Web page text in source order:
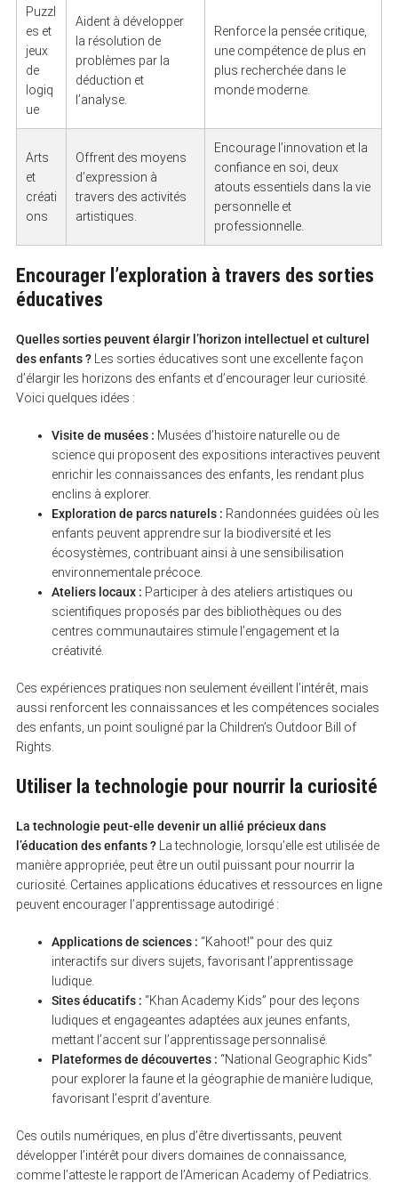
Puzzl
es et
jeux
de
logiq
ue
Aident à développer
la résolution de
problèmes par la
déduction et
l’analyse.
Renforce la pensée critique,
une compétence de plus en
plus recherchée dans le
monde moderne.
Arts
et
créati
ons
Offrent des moyens
d’expression à
travers des activités
artistiques.
Encourage l’innovation et la
confiance en soi, deux
atouts essentiels dans la vie
personnelle et
professionnelle.
Encourager l’exploration à travers des sorties
éducatives
Quelles sorties peuvent élargir l’horizon intellectuel et culturel
des enfants ?Les sorties éducatives sont une excellente façon
d’élargir les horizons des enfants et d’encourager leur curiosité.
Voici quelques idées :
Visite de musées : Musées d’histoire naturelle ou de
science qui proposent des expositions interactives peuvent
enrichir les connaissances des enfants, les rendant plus
enclins à explorer.
Exploration de parcs naturels : Randonnées guidées où les
enfants peuvent apprendre sur la biodiversité et les
écosystèmes, contribuant ainsi à une sensibilisation
environnementale précoce.
Ateliers locaux : Participer à des ateliers artistiques ou
scientifiques proposés par des bibliothèques ou des
centres communautaires stimule l’engagement et la
créativité.
Ces expériences pratiques non seulement éveillent l’intérêt, mais
aussi renforcent les connaissances et les compétences sociales
des enfants, un point souligné par la Children’s Outdoor Bill of
Rights.
Utiliser la technologie pour nourrir la curiosité
La technologie peut-elle devenir un allié précieux dans
l’éducation des enfants ?La technologie, lorsqu’elle est utilisée de
manière appropriée, peut être un outil puissant pour nourrir la
curiosité. Certaines applications éducatives et ressources en ligne
peuvent encourager l’apprentissage autodirigé :
Applications de sciences : “Kahoot!” pour des quiz
interactifs sur divers sujets, favorisant l’apprentissage
ludique.
Sites éducatifs : “Khan Academy Kids” pour des leçons
ludiques et engageantes adaptées aux jeunes enfants,
mettant l’accent sur l’apprentissage personnalisé.
Plateformes de découvertes : “National Geographic Kids”
pour explorer la faune et la géographie de manière ludique,
favorisant l’esprit d’aventure.
Ces outils numériques, en plus d’être divertissants, peuvent
développer l’intérêt pour divers domaines de connaissance,
comme l’atteste le rapport de l’American Academy of Pediatrics.